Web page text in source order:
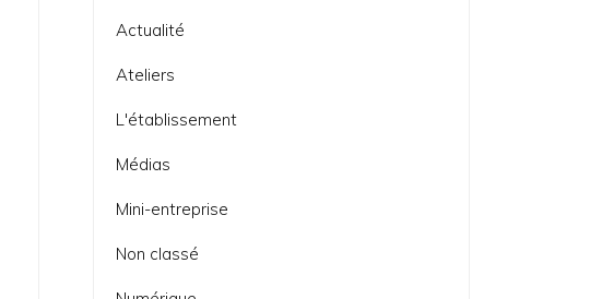
Actualité
Ateliers
L'établissement
Médias
Mini-entreprise
Non classé